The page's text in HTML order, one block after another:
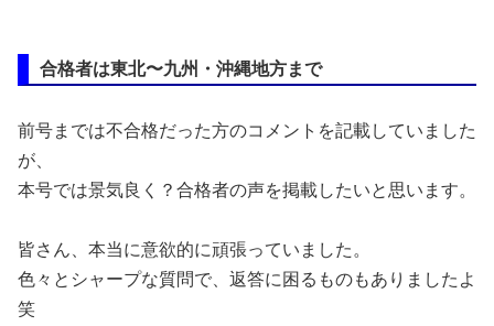
合格者は東北〜九州・沖縄地方まで
前号までは不合格だった方のコメントを記載していました
が、
本号では景気良く？合格者の声を掲載したいと思います。
皆さん、本当に意欲的に頑張っていました。
色々とシャープな質問で、返答に困るものもありましたよ
笑